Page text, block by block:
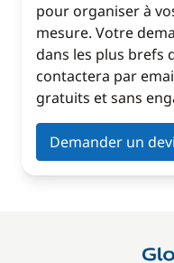
pour organiser à
mesure. Votre
dans les plus brefs
contactera par
gratuits et sans
Demander un